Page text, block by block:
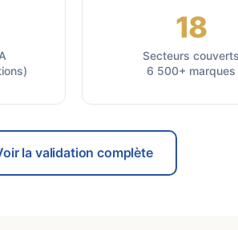
18
Secteurs couverts
6 500+ marques
la validation complète